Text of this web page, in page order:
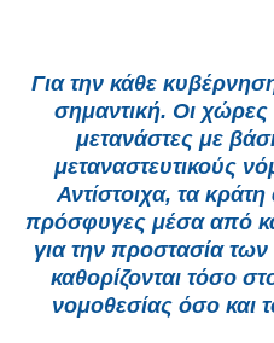
Για την κάθε
σημαντική. Οι χώρες
μετανάστες με
μεταναστευτικούς
Αντίστοιχα, τα
πρόσφυγες μέσα από
για την προστασία
καθορίζονται τόσο
νομοθεσίας όσο και